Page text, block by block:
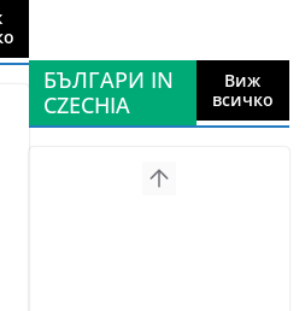
БЪЛГАРИ IN
CZECHIA
Виж
всичко